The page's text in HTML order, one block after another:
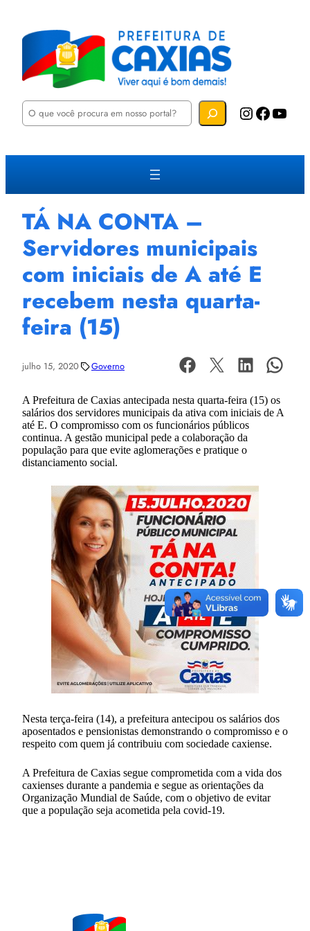
P
u
a
Instagram Facebook YouTube
TÁ NA CONTA –
Servidores municipais
com iniciais de A até E
recebem nesta quarta-
feira (15)
julho 15, 2020 Governo
A Prefeitura de Caxias antecipada nesta quarta-feira (15) os
salários dos servidores municipais da ativa com iniciais de A
até E. O compromisso com os funcionários públicos
continua. A gestão municipal pede a colaboração da
população para que evite aglomerações e pratique o
distanciamento social.
Nesta terça-feira (14), a prefeitura antecipou os salários dos
aposentados e pensionistas demonstrando o compromisso e o
respeito com quem já contribuiu com sociedade caxiense.
A Prefeitura de Caxias segue comprometida com a vida dos
caxienses durante a pandemia e segue as orientações da
Organização Mundial de Saúde, com o objetivo de evitar
que a população seja acometida pela covid-19.